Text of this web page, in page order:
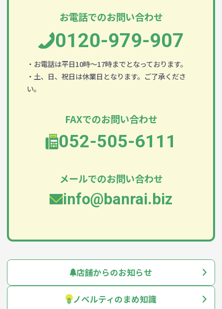
お電話でのお問い合わせ
0120-979-907
・お電話は平日10時～17時までとなっております。
・土、日、祝日は休業日となります。ご了承くださ
い。
FAXでのお問い合わせ
052-505-6111
メールでのお問い合わせ
info@banrai.biz
店舗からのお知らせ
ノベルティのまめ知識